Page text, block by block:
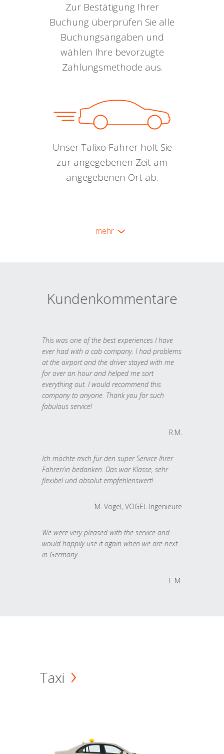
Zur Bestätigung Ihrer
Buchung überprüfen Sie alle
Buchungsangaben und
wählen Ihre bevorzugte
Zahlungsmethode aus.
Unser Talixo Fahrer holt Sie
zur angegebenen Zeit am
angegebenen Ort ab.
mehr
Kundenkommentare
This was one of the best experiences I have
ever had with a cab company. I had problems
at the airport and the driver stayed with me
for over an hour and helped me sort
everything out. I would recommend this
company to anyone. Thank you for such
fabulous service!
R.M.
Ich möchte mich für den super Service Ihrer
Fahrer/in bedanken. Das war Klasse, sehr
flexibel und absolut empfehlenswert!
M. Vogel, VOGEL Ingenieure
We were very pleased with the service and
would happily use it again when we are next
in Germany.
T. M.
Taxi